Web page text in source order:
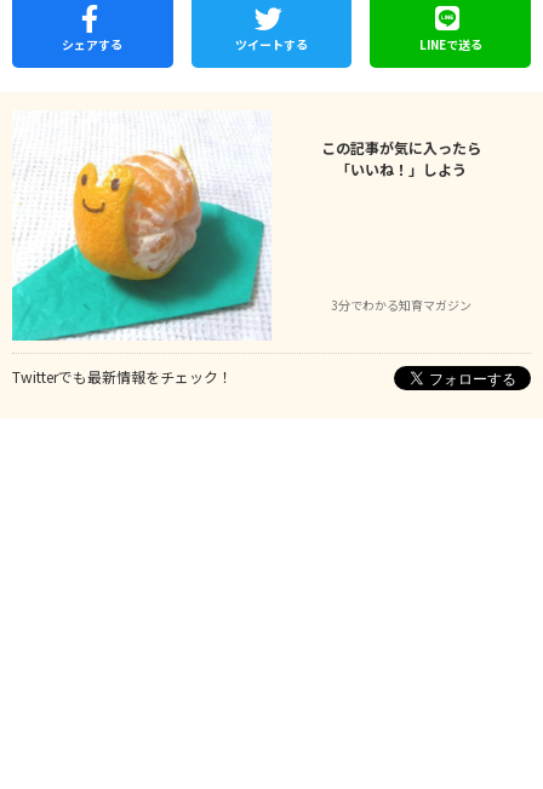
シェアする ツイートする LINEで送る
この記事が気に入ったら
「いいね！」しよう
3分でわかる知育マガジン
Twitterでも最新情報をチェック！